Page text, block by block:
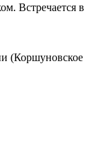
Встречается в
(Коршуновское